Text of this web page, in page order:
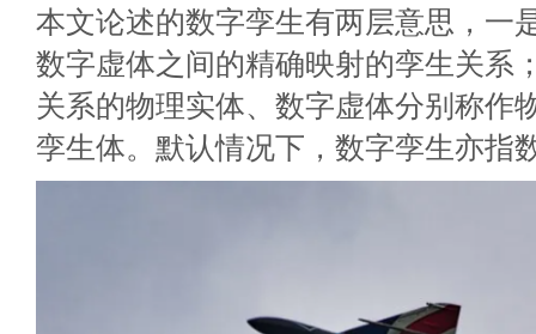
本文论述的数字孪生有两层意思，一
数字虚体之间的精确映射的孪生关系
关系的物理实体、数字虚体分别称作
孪生体。默认情况下，数字孪生亦指